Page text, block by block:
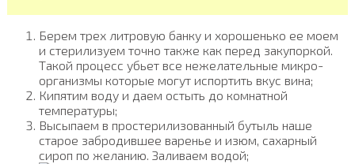
Берем трех литровую банку и хорошенько ее моем
и стерилизуем точно также как перед закупоркой.
Такой процесс убьет все нежелательные микро-
организмы которые могут испортить вкус вина;
Кипятим воду и даем остыть до комнатной
температуры;
Высыпаем в простерилизованный бутыль наше
старое забродившее варенье и изюм, сахарный
сироп по желанию. Заливаем водой;